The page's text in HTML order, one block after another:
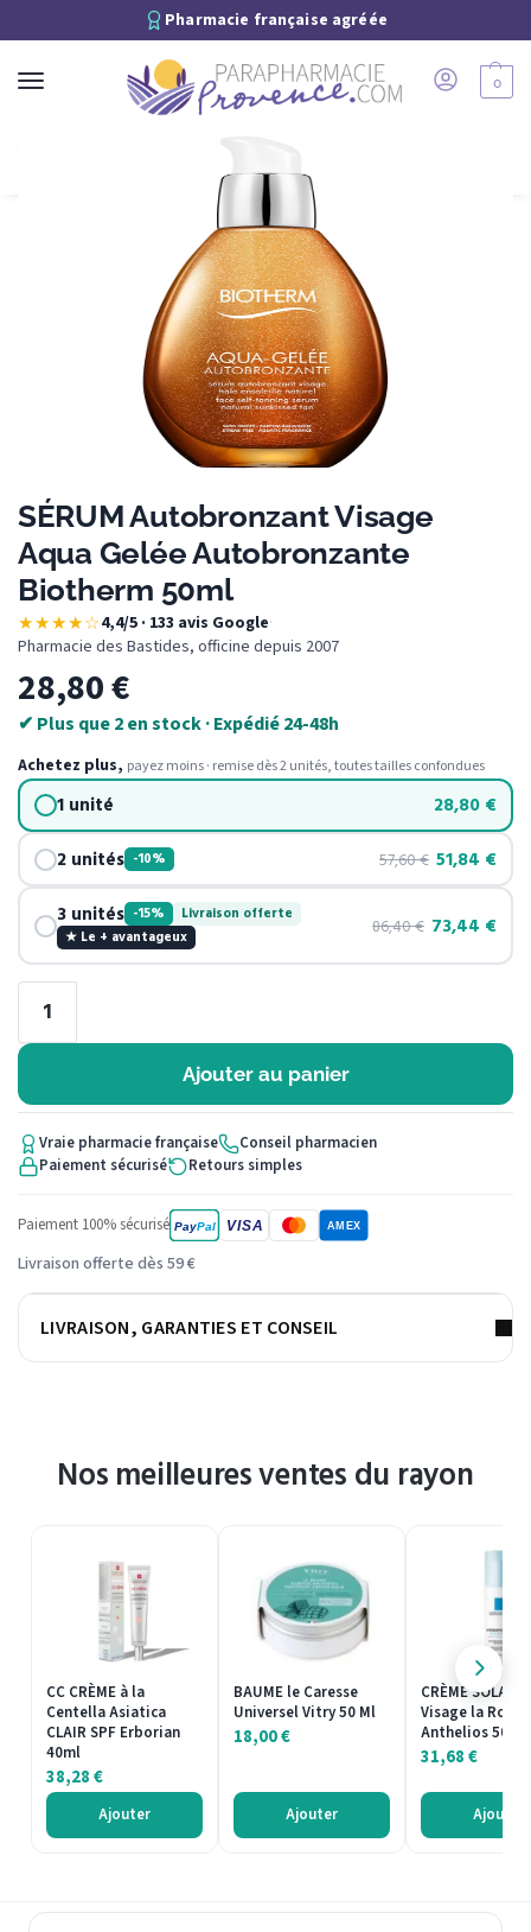
Pharmacie française agréée
0
SÉRUM Autobronzant Visage
Aqua Gelée Autobronzante
Biotherm 50ml
★★★★☆4,4/5 · 133 avis Google·
Pharmacie des Bastides, officine depuis 2007
28,80€
✔ Plus que 2 en stock · Expédié 24-48h
Achetez plus, payez moins · remise dès 2 unités, toutes tailles confondues
1 unité 28,80 €
2 unités -10% 57,60€ 51,84 €
3 unités -15%
Livraison offerte
★ Le + avantageux
86,40€ 73,44 €
Ajouter au panier
Vraie pharmacie française
Conseil pharmacien
Paiement sécurisé
Retours simples
Paiement 100% sécurisé PayPal VISA AMEX
Livraison offerte dès 59 €
LIVRAISON, GARANTIES ET CONSEIL
Nos meilleures ventes du rayon
CC CRÈME à la
Centella Asiatica
CLAIR SPF Erborian
40ml
38,28€
Ajouter
BAUME le Caresse
Universel Vitry 50 Ml
18,00€
Ajouter
CRÈME
Visage la
Anthelios 50ml
31,68€
Ajouter